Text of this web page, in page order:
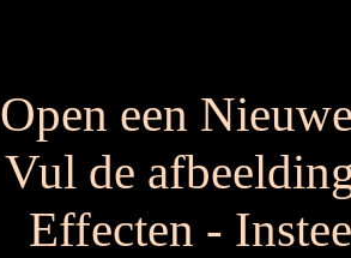
Open een
Vul de
Effecten -